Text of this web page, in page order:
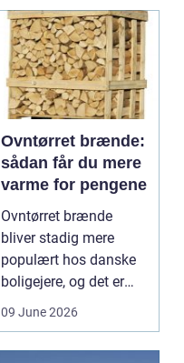
Ovntørret brænde:
sådan får du mere
varme for pengene
Ovntørret brænde
bliver stadig mere
populært hos danske
boligejere, og det er
ikke uden grund. Når
09 June 2026